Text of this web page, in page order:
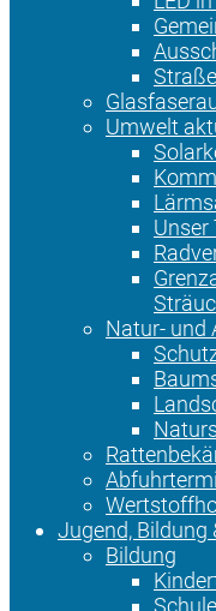
Umwelt
Unser
Natur- und
Jugend, Bildung
Bildung
Schule